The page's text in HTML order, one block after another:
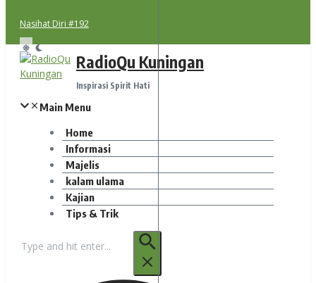
Nasihat Diri #192
RadioQu Kuningan
Inspirasi Spirit Hati
Main Menu
Home
Informasi
Majelis
kalam ulama
Kajian
Tips & Trik
untuk: